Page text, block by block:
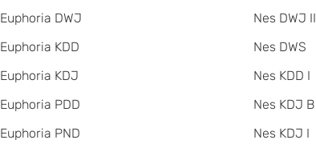
Euphoria DWJ
Euphoria KDD
Euphoria KDJ
Euphoria PDD
Euphoria PND
Nes DWJ II
Nes DWS
Nes KDD I
Nes KDJ B
Nes KDJ I